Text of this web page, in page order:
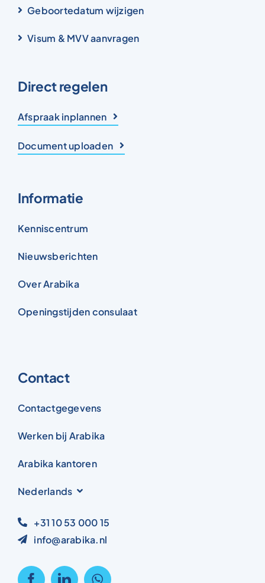
Geboortedatum wijzigen
Visum & MVV aanvragen
Direct regelen
Afspraak inplannen
Document uploaden
Informatie
Kenniscentrum
Nieuwsberichten
Over Arabika
Openingstijden consulaat
Contact
Contactgegevens
Werken bij Arabika
Arabika kantoren
Nederlands
+31 10 53 000 15
info@arabika.nl